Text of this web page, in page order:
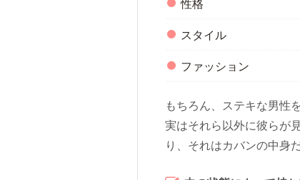
性格
スタイル
ファッション
もちろん、ステキな男性
実はそれら以外に彼らが
り、それはカバンの中身